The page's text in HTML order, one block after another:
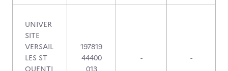
UNIVER
SITE
VERSAIL
LES ST
197819
44400
- -